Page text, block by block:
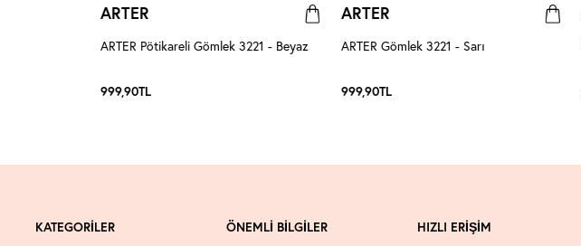
ARTER
ARTER Pötikareli Gömlek 3221 - Beyaz
999,90TL
ARTER
ARTER Gömlek 3221 - Sarı
999,90TL
KATEGORİLER ÖNEMLİ BİLGİLER HIZLI ERİŞİM